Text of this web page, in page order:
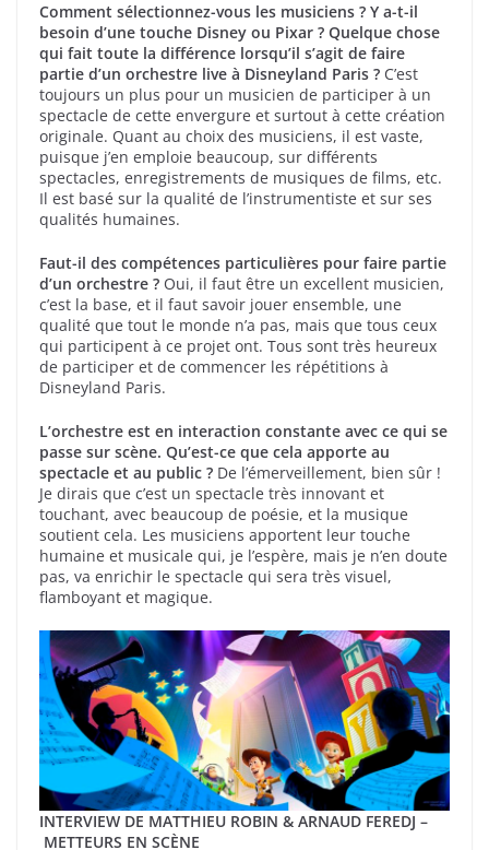
Comment sélectionnez-vous les musiciens ? Y a-t-il
besoin d’une touche Disney ou Pixar ? Quelque chose
qui fait toute la différence lorsqu’il s’agit de faire
partie d’un orchestre live à Disneyland Paris ? C’est
toujours un plus pour un musicien de participer à un
spectacle de cette envergure et surtout à cette création
originale. Quant au choix des musiciens, il est vaste,
puisque j’en emploie beaucoup, sur différents
spectacles, enregistrements de musiques de films, etc.
Il est basé sur la qualité de l’instrumentiste et sur ses
qualités humaines.
Faut-il des compétences particulières pour faire partie
d’un orchestre ? Oui, il faut être un excellent musicien,
c’est la base, et il faut savoir jouer ensemble, une
qualité que tout le monde n’a pas, mais que tous ceux
qui participent à ce projet ont. Tous sont très heureux
de participer et de commencer les répétitions à
Disneyland Paris.
L’orchestre est en interaction constante avec ce qui se
passe sur scène. Qu’est-ce que cela apporte au
spectacle et au public ? De l’émerveillement, bien sûr !
Je dirais que c’est un spectacle très innovant et
touchant, avec beaucoup de poésie, et la musique
soutient cela. Les musiciens apportent leur touche
humaine et musicale qui, je l’espère, mais je n’en doute
pas, va enrichir le spectacle qui sera très visuel,
flamboyant et magique.
INTERVIEW DE MATTHIEU ROBIN & ARNAUD FEREDJ –
METTEURS EN SCÈNE